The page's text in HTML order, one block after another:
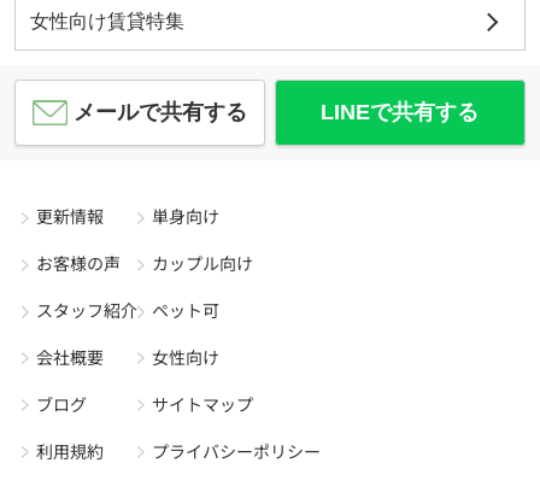
女性向け賃貸特集
メールで共有する LINEで共有する
更新情報
お客様の声
スタッフ紹介
会社概要
ブログ
利用規約
単身向け
カップル向け
ペット可
女性向け
サイトマップ
プライバシーポリシー